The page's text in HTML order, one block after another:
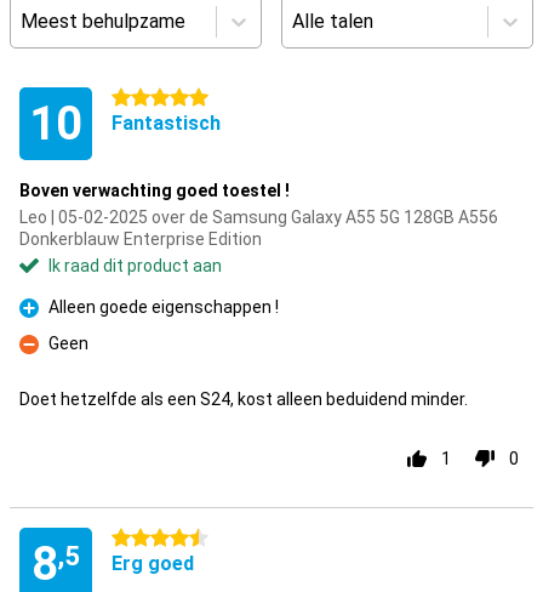
Meest behulpzame Alle talen
10 5 sterren
Fantastisch
Boven verwachting goed toestel !
Leo | 05-02-2025 over de Samsung Galaxy A55 5G 128GB A556
Donkerblauw Enterprise Edition
Ik raad dit product aan
Pluspunt
Alleen goede eigenschappen !
Minpunt
Geen
Doet hetzelfde als een S24, kost alleen beduidend minder.
1 0
8,5
4.5 sterren
Erg goed